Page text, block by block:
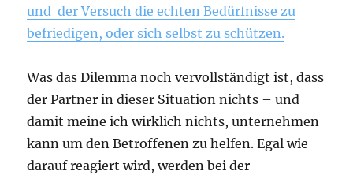
und der Versuch die echten Bedürfnisse zu
befriedigen, oder sich selbst zu schützen.
Was das Dilemma noch vervollständigt ist, dass
der Partner in dieser Situation nichts – und
damit meine ich wirklich nichts, unternehmen
kann um den Betroffenen zu helfen. Egal wie
darauf reagiert wird, werden bei der